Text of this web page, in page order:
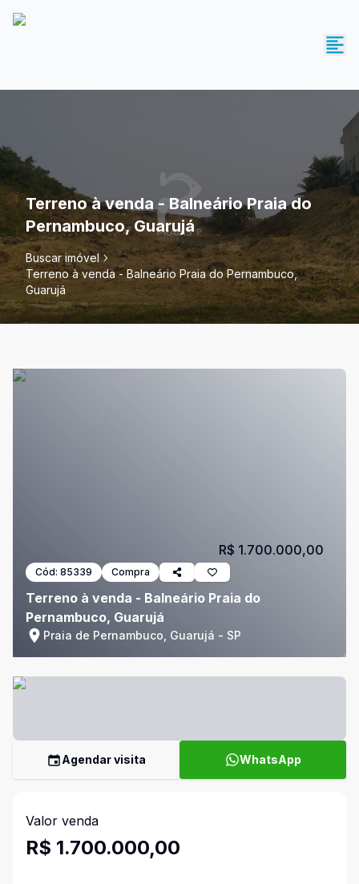
Terreno à venda - Balneário Praia do
Pernambuco, Guarujá
Buscar imóvel
Terreno à venda - Balneário Praia do Pernambuco,
Guarujá
Cód: 85339 Compra
Terreno à venda - Balneário Praia do
Pernambuco, Guarujá
Praia de Pernambuco, Guarujá - SP
R$ 1.700.000,00
Agendar visita WhatsApp
Valor venda
R$ 1.700.000,00